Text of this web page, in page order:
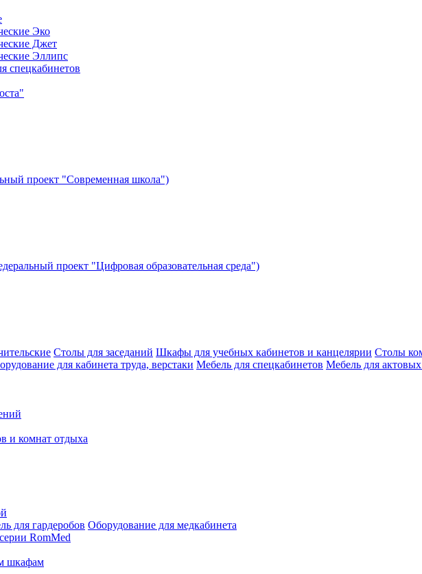
Эко
Джет
Эллипс
спецкабинетов
проект "Современная школа")
проект "Цифровая образовательная среда")
Столы для заседаний Шкафы для учебных кабинетов и канцелярии Столы
для кабинета труда, верстаки Мебель для спецкабинетов Мебель для
и комнат отдыха
для гардеробов Оборудование для медкабинета
RomMed
шкафам